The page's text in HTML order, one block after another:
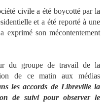
civile a été boycotté par la
et a été reporté à une
exprimé son mécontentement
du groupe de travail de la
de ce matin aux médias
les accords de Libreville la
de suivi pour observer le